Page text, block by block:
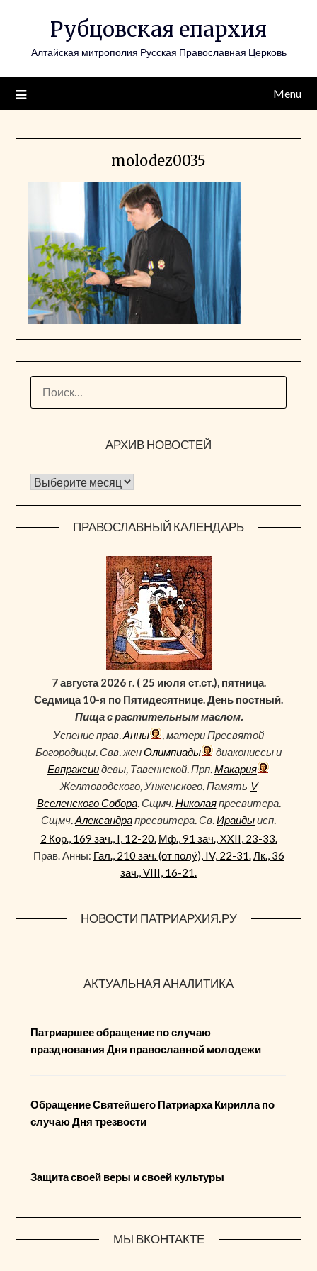
Рубцовская епархия
Алтайская митрополия Русская Православная Церковь
Menu
molodez0035
АРХИВ НОВОСТЕЙ
Архив новостей
ПРАВОСЛАВНЫЙ КАЛЕНДАРЬ
7 августа 2026 г. ( 25 июля ст.ст.), пятница.
Седмица 10-я по Пятидесятнице. День постный.
Пища с растительным маслом.
Успение прав.Анны
, матери Пресвятой
Богородицы. Свв. женОлимпиады
диакониссы и
Евпраксиидевы, Тавеннской. Прп.Макария
Желтоводского, Унженского. Память V
Вселенского Собора. Сщмч.Николаяпресвитера.
Сщмч.Александрапресвитера. Св.Ираидыисп.
2 Кор., 169 зач., I, 12-20. Мф., 91 зач., XXII, 23-33.
Прав. Анны: Гал., 210 зач. (от полу́), IV, 22-31.Лк., 36
зач., VIII, 16-21.
НОВОСТИ ПАТРИАРХИЯ.РУ
АКТУАЛЬНАЯ АНАЛИТИКА
Патриаршее обращение по случаю
празднования Дня православной молодежи
Обращение Святейшего Патриарха Кирилла по
случаю Дня трезвости
Защита своей веры и своей культуры
МЫ ВКОНТАКТЕ